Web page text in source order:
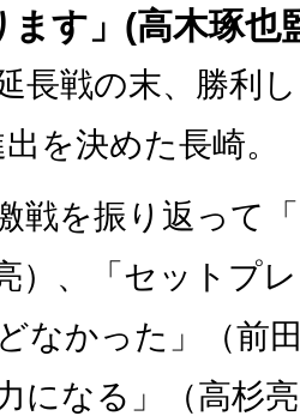
ワン
転か連破か
シャーレ
ます」(高木琢也
長戦の末、勝利
を決めた長崎。
戦を振り返って
）、「セットプ
なかった」（前
になる」（高杉